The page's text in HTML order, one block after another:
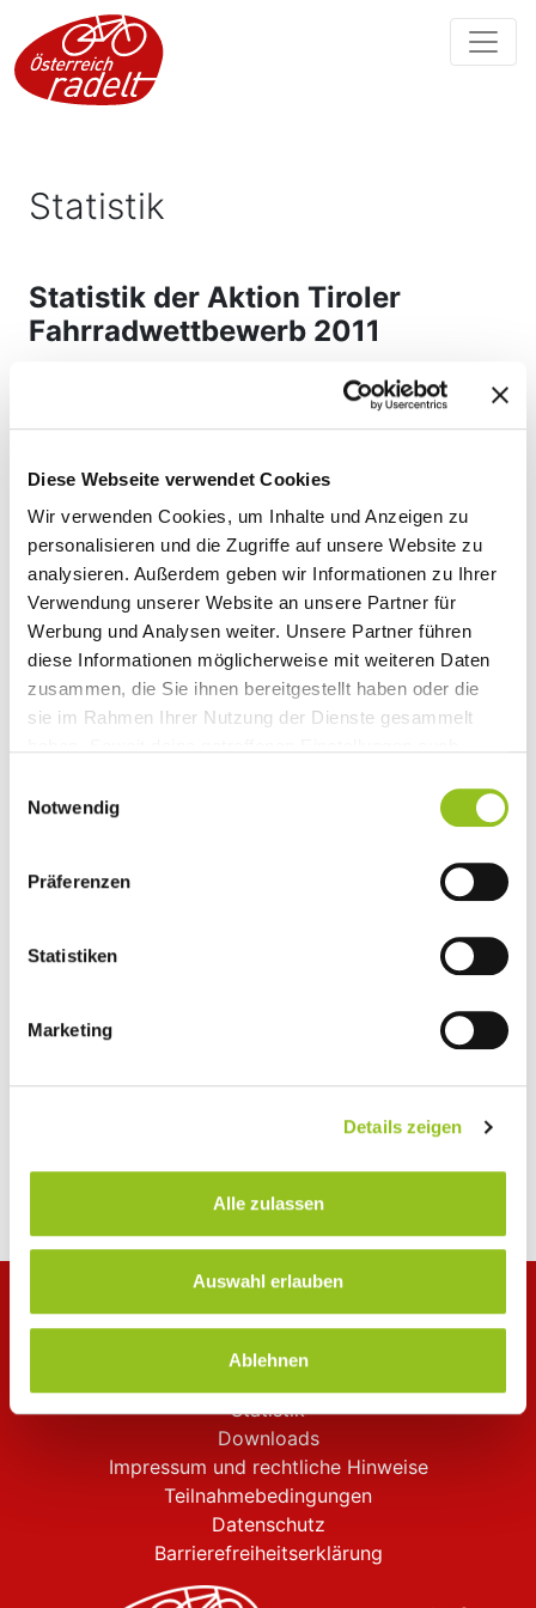
Diese Webseite verwendet Cookies
Wir verwenden Cookies, um Inhalte und Anzeigen zu
personalisieren und die Zugriffe auf unsere Website zu
analysieren. Außerdem geben wir Informationen zu Ihrer
Verwendung unserer Website an unsere Partner für
Werbung und Analysen weiter. Unsere Partner führen
diese Informationen möglicherweise mit weiteren Daten
zusammen, die Sie ihnen bereitgestellt haben oder die
sie im Rahmen Ihrer Nutzung der Dienste gesammelt
eines Angemessenheitsbeschlusses nach Art 45 DSGVO
und ohne geeignete Garantien nach Art 46 DSGVO
übermitteln, so gilt Ihre Einwilligung auch hierfür. Es
besteht das Risiko, dass Ihre derart übermittelten Daten
Kontroll- und Überwachungszwecken unterliegen und
dagegen keine wirksamen Rechtsbehelfe zur Verfügung
Notwendig
Präferenzen
Statistiken
Marketing
Details zeigen
Alle zulassen
Auswahl erlauben
Ablehnen
Statistik
Statistik der Aktion Tiroler
Fahrradwettbewerb 2011
von 09.06.2011 bis 09.09.2011
1.173
Teilnehmende
917.897
gefahrene Kilometer
Detaillierte Statistik zu allen
Gemeinden
RADschlag
Kontakt
Statistik
Downloads
Impressum und rechtliche Hinweise
Teilnahmebedingungen
Datenschutz
Barrierefreiheitserklärung